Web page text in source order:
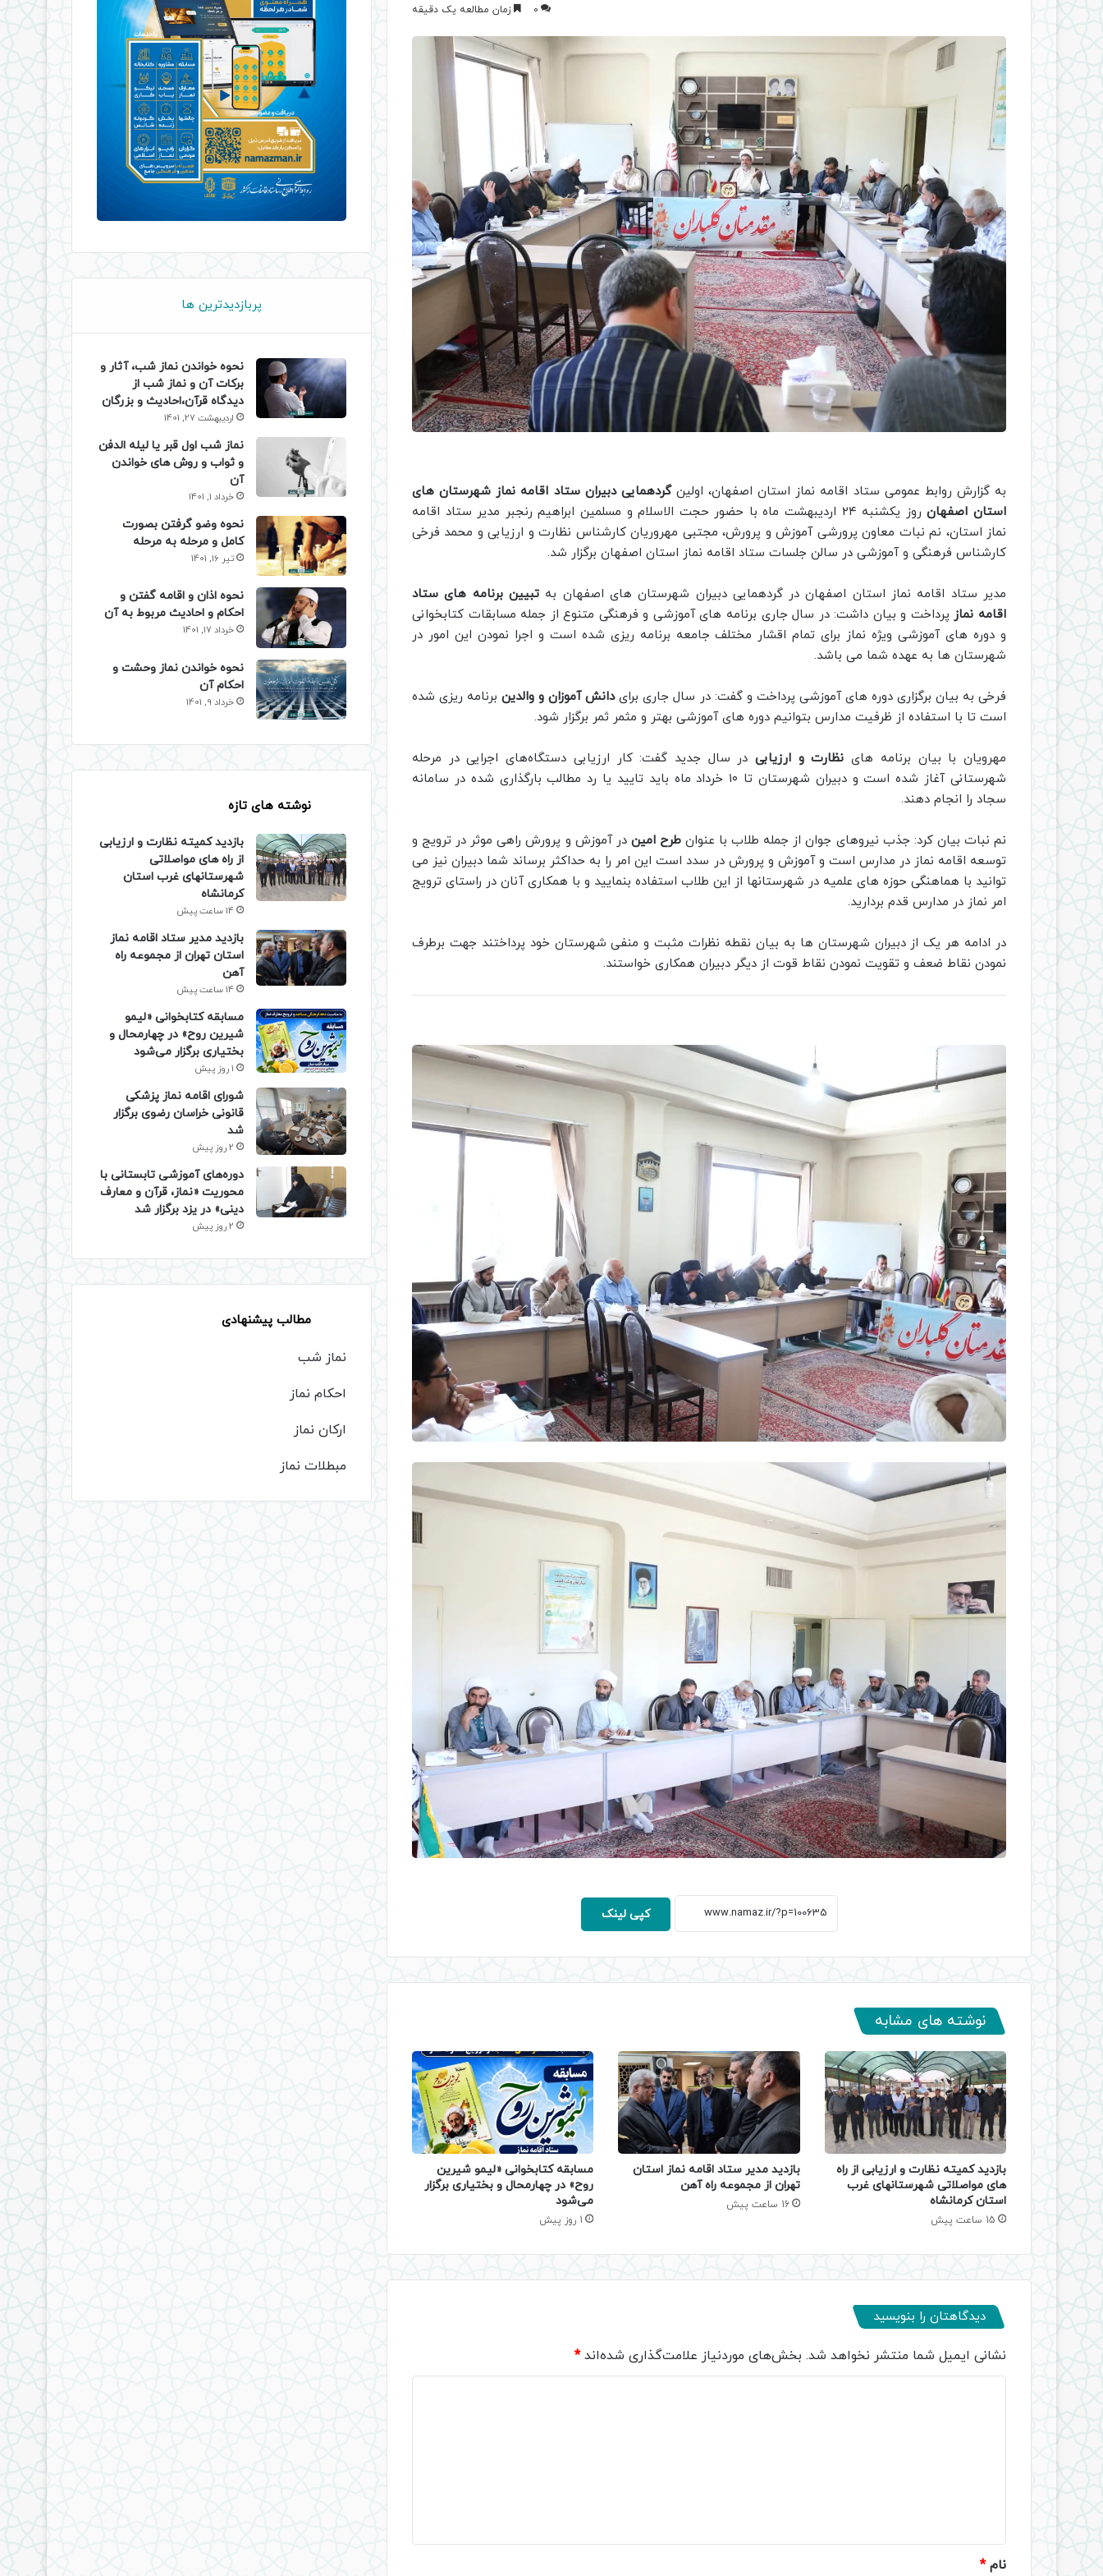
0 زمان مطالعه یک دقیقه
به گزارش روابط عمومی ستاد اقامه نماز استان اصفهان، اولینگردهمایی دبیران ستاد اقامه نماز شهرستان های
استان اصفهان
روز یکشنبه ۲۴ اردیبهشت ماه با حضور حجت الاسلام و مسلمین ابراهیم رنجبر مدیر ستاد اقامه
نماز استان، نم نبات معاون پرورشی آموزش و پرورش، مجتبی مهروریان کارشناس نظارت و ارزیابی و محمد فرخی
کارشناس فرهنگی و آموزشی در سالن جلسات ستاد اقامه نماز استان اصفهان برگزار شد.
مدیر ستاد اقامه نماز استان اصفهان در گردهمایی دبیران شهرستان های اصفهان بهتبیین برنامه های ستاد
اقامه نمازپرداخت و بیان داشت: در سال جاری برنامه های آموزشی و فرهنگی متنوع از جمله مسابقات کتابخوانی
و دوره های آموزشی ویژه نماز برای تمام اقشار مختلف جامعه برنامه ریزی شده است و اجرا نمودن این امور در
شهرستان ها به عهده شما می باشد.
فرخی به بیان برگزاری دوره های آموزشی پرداخت و گفت: در سال جاری برایدانش آموزان و والدینبرنامه ریزی شده
است تا با استفاده از ظرفیت مدارس بتوانیم دوره های آموزشی بهتر و مثمر ثمر برگزار شود.
مهرویان با بیان برنامه های نظارت و ارزیابیدر سال جدید گفت: کار ارزیابی دستگاه‌های اجرایی در مرحله
شهرستانی آغاز شده است و دبیران شهرستان تا ۱۰ خرداد ماه باید تایید یا رد مطالب بارگذاری شده در سامانه
سجاد را انجام دهند.
نم نبات بیان کرد: جذب نیروهای جوان از جمله طلاب با عنوانطرح امین در آموزش و پرورش راهی موثر در ترویج و
توسعه اقامه نماز در مدارس است و آموزش و پرورش در سدد است این امر را به حداکثر برساند شما دبیران نیز می
توانید با هماهنگی حوزه های علمیه در شهرستانها از این طلاب استفاده بنمایید و با همکاری آنان در راستای ترویج
امر نماز در مدارس قدم بردارید.
در ادامه هر یک از دبیران شهرستان ها به بیان نقطه نظرات مثبت و منفی شهرستان خود پرداختند جهت برطرف
نمودن نقاط ضعف و تقویت نمودن نقاط قوت از دیگر دبیران همکاری خواستند.
کپی لینک
نوشته های مشابه
بازدید کمیته نظارت و ارزیابی از راه
های مواصلاتی شهرستانهای غرب
استان کرمانشاه
15 ساعت پیش
بازدید مدیر ستاد اقامه نماز استان
تهران از مجموعه راه آهن
16 ساعت پیش
مسابقه کتابخوانی «لیمو شیرین
روح» در چهارمحال و بختیاری برگزار
می‌شود
1 روز پیش
دیدگاهتان را بنویسید
نشانی ایمیل شما منتشر نخواهد شد. بخش‌های موردنیاز علامت‌گذاری شده‌اند*
نام*
پربازدیدترین ها
نحوه خواندن نماز شب، آثار و
برکات آن و نماز شب از
دیدگاه قرآن،احادیث و بزرگان
اردیبهشت 27, 1401
نماز شب اول قبر یا لیله الدفن
و ثواب و روش های خواندن
آن
خرداد 1, 1401
نحوه وضو گرفتن بصورت
کامل و مرحله به مرحله
تیر 16, 1401
نحوه اذان و اقامه گفتن و
احکام و احادیث مربوط به آن
خرداد 17, 1401
نحوه خواندن نماز وحشت و
احکام آن
خرداد 9, 1401
نوشته های تازه
بازدید کمیته نظارت و ارزیابی
از راه های مواصلاتی
شهرستانهای غرب استان
کرمانشاه
14 ساعت پیش
بازدید مدیر ستاد اقامه نماز
استان تهران از مجموعه راه
آهن
14 ساعت پیش
مسابقه کتابخوانی «لیمو
شیرین روح» در چهارمحال و
بختیاری برگزار می‌شود
1 روز پیش
شورای اقامه نماز پزشکی
قانونی خراسان رضوی برگزار
شد
2 روز پیش
دوره‌های آموزشی تابستانی با
محوریت «نماز، قرآن و معارف
دینی» در یزد برگزار شد
2 روز پیش
مطالب پیشنهادی
نماز شب
احکام نماز
ارکان نماز
مبطلات نماز